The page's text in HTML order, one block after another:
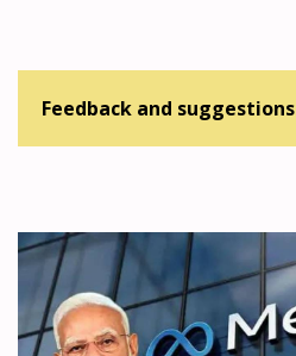
Feedback and suggestions